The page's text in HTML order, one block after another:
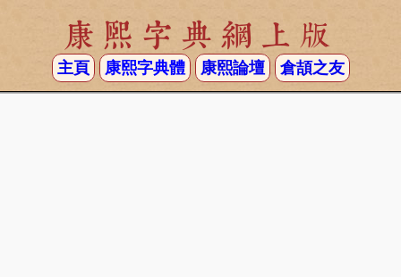
康熙字典網上版
主頁 康熙字典體 康熙論壇 倉頡之友